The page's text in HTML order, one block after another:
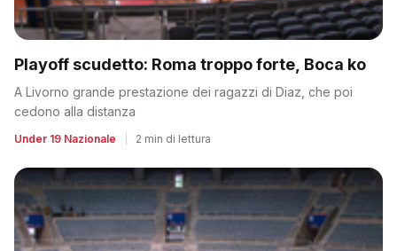
Playoff scudetto: Roma troppo forte, Boca ko
A Livorno grande prestazione dei ragazzi di Diaz, che poi
cedono alla distanza
Under 19 Nazionale 2 min di lettura